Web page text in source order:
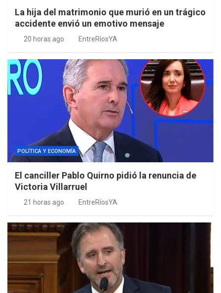
La hija del matrimonio que murió en un trágico
accidente envió un emotivo mensaje
20 horas ago EntreRíosYA
POLÍTICA Y ECONOMÍA
El canciller Pablo Quirno pidió la renuncia de
Victoria Villarruel
21 horas ago EntreRíosYA